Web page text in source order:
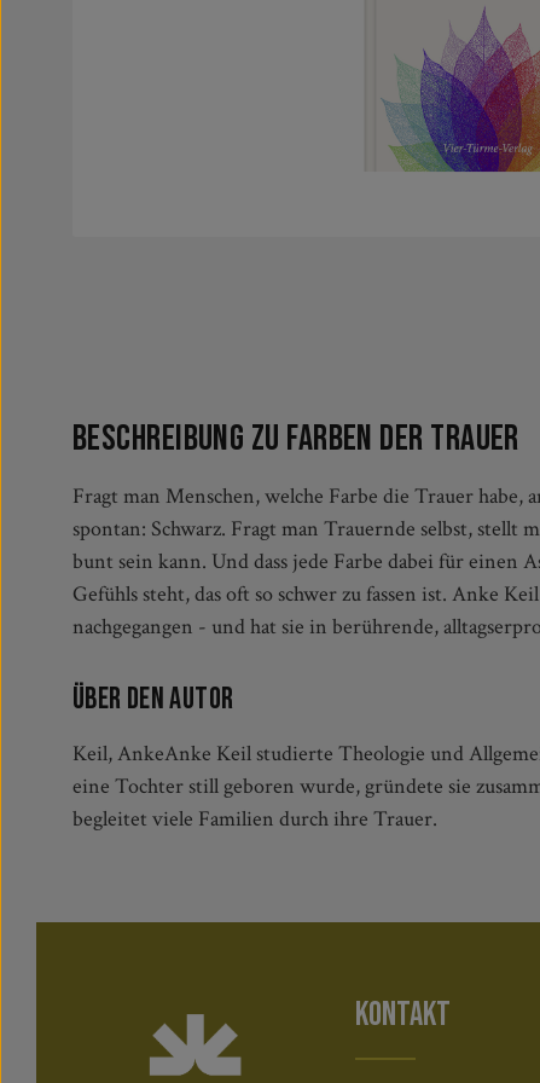
Beschreibung zu Farben der Trauer
Fragt man Menschen, welche Farbe die Trauer
spontan: Schwarz. Fragt man Trauernde selbst, stellt
bunt sein kann. Und dass jede Farbe dabei für einen
Gefühls steht, das oft so schwer zu fassen ist. Anke
nachgegangen - und hat sie in berührende,
Trauernden aus dem Herzen sprechen. Daneben
Anregung: eine Körperübung, eine Gestaltungsidee,
gerade passt. Die Übungen unterstützen und vertiefen
um Resilienz und das Entdecken und Nutzen
Über den Autor
Keil, AnkeAnke Keil studierte Theologie und
eine Tochter still geboren wurde, gründete sie
begleitet viele Familien durch ihre Trauer.
KONTAKT